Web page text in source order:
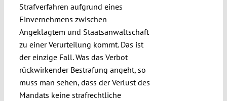
Strafverfahren aufgrund eines
Einvernehmens zwischen
Angeklagtem und Staatsanwaltschaft
zu einer Verurteilung kommt. Das ist
der einzige Fall. Was das Verbot
rückwirkender Bestrafung angeht, so
muss man sehen, dass der Verlust des
Mandats keine strafrechtliche